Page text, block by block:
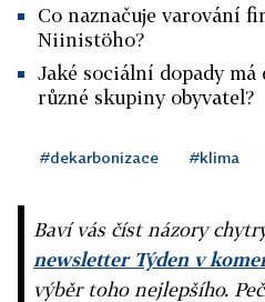
Co naznačuje varování
Niinistöho?
Jaké sociální dopady má
různé skupiny obyvatel?
#dekarbonizace #klima
Baví vás číst názory
newsletter Týden v
výběr toho nejlepšího.